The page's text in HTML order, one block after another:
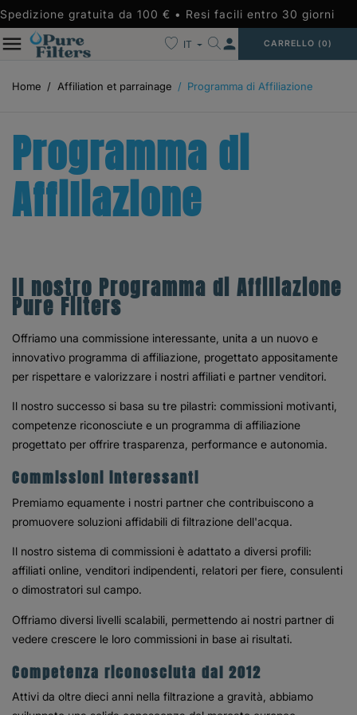
Spedizione gratuita da 100 € • Resi facili entro 30 giorni
IT person CARRELLO (0)
Home Affiliation et parrainage Programma di Affiliazione
Programma di
Affiliazione
Il nostro Programma di Affiliazione
Pure Filters
Offriamo una commissione interessante, unita a un nuovo e
innovativo programma di affiliazione, progettato appositamente
per rispettare e valorizzare i nostri affiliati e partner venditori.
Il nostro successo si basa su tre pilastri: commissioni motivanti,
competenze riconosciute e un programma di affiliazione
progettato per offrire trasparenza, performance e autonomia.
Commissioni interessanti
Premiamo equamente i nostri partner che contribuiscono a
promuovere soluzioni affidabili di filtrazione dell'acqua.
Il nostro sistema di commissioni è adattato a diversi profili:
affiliati online, venditori indipendenti, relatori per fiere, consulenti
o dimostratori sul campo.
Offriamo diversi livelli scalabili, permettendo ai nostri partner di
vedere crescere le loro commissioni in base ai risultati.
Competenza riconosciuta dal 2012
Attivi da oltre dieci anni nella filtrazione a gravità, abbiamo